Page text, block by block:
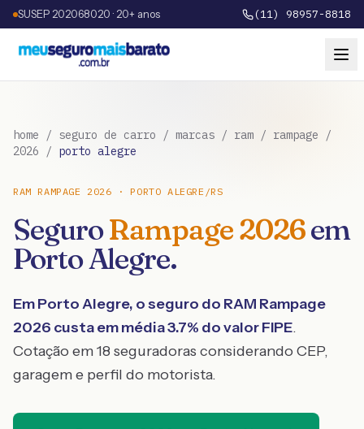
SUSEP 202068020 · 20+ anos (11) 98957-8818
home / seguro de carro / marcas / ram / rampage /
2026 / porto alegre
RAM RAMPAGE 2026 ·PORTO ALEGRE /RS
SeguroRampage2026em
Porto Alegre.
EmPorto Alegre, o seguro do RAM Rampage
2026 custa em média3.7% do valor FIPE.
Cotação em 18 seguradoras considerando CEP,
garagem e perfil do motorista.